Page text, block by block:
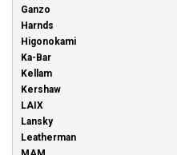
Ganzo
Harnds
Higonokami
Ka-Bar
Kellam
Kershaw
LAIX
Lansky
Leatherman